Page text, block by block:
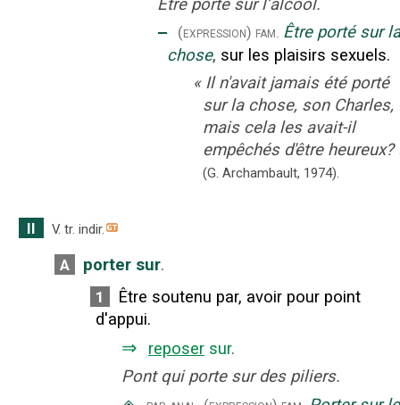
Être porté sur l’alcool.
‒ (expression) fam. Être porté sur la
chose, sur les plaisirs sexuels.
« Il n'avait jamais été porté
sur la chose, son Charles,
mais cela les avait-il
empêchés d'être heureux?
(G. Archambault, 1974).
II V. tr. indir.
A porter sur.
1
Être soutenu par, avoir pour point
d'appui.
⇒ reposer sur.
Pont qui porte sur des piliers.